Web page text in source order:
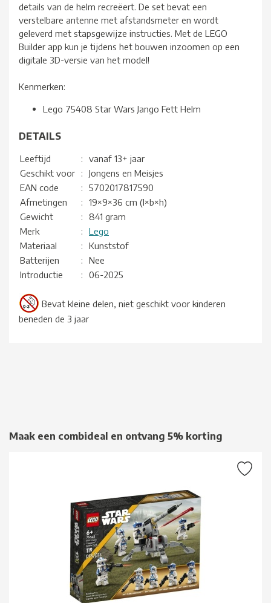
details van de helm recreëert. De set bevat een
verstelbare antenne met afstandsmeter en wordt
geleverd met stapsgewijze instructies. Met de LEGO
Builder app kun je tijdens het bouwen inzoomen op een
digitale 3D-versie van het model!
Kenmerken:
Lego 75408 Star Wars Jango Fett Helm
DETAILS
Leeftijd :
vanaf 13+ jaar
Geschikt voor
:
Jongens en Meisjes
EAN code
:
5702017817590
Afmetingen
:
19×9×36 cm (l×b×h)
Gewicht
:
841 gram
Merk
:
Lego
Materiaal
:
Kunststof
Batterijen
:
Nee
Introductie
: 06-2025
Bevat kleine delen, niet geschikt voor kinderen
beneden de 3 jaar
Maak een combideal en ontvang 5% korting